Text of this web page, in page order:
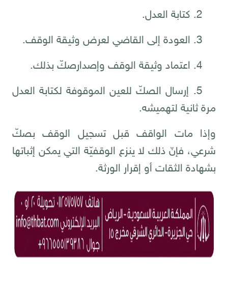
2. كتابة العدل.
3. العودة إلى القاضي لعرض وثيقة الوقف.
4. اعتماد وثيقة الوقف وإصدار
صكّ بذلك.
5. إرسال الصكّ للعين الموقوفة لكتابة العدل
مرة ثانية لتهميشه.
وإذا مات الواقف قبل تسجيل الوقف بصكّ
شرعي، فإنّ ذلك لا ينزع الوقفيّة التي يمكن إثباتها
بشهادة الثقات أو إقرار الورثة.